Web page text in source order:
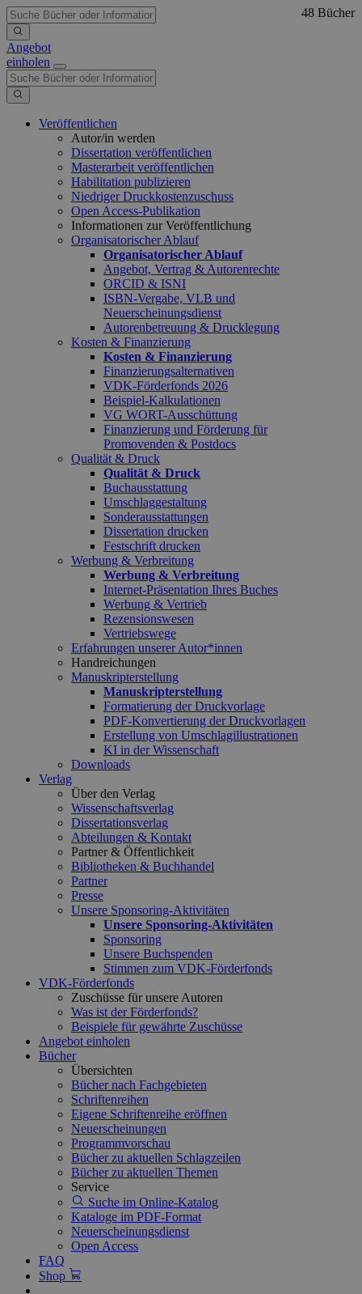
Angebot
einholen
Veröffentlichen
Autor/in werden
Dissertation veröffentlichen
Masterarbeit veröffentlichen
Habilitation publizieren
Niedriger Druckkostenzuschuss
Open Access-Publikation
Informationen zur Veröffentlichung
Organisatorischer Ablauf
Organisatorischer Ablauf
Angebot, Vertrag & Autorenrechte
ORCID & ISNI
ISBN-Vergabe, VLB und
Neuerscheinungsdienst
Autorenbetreuung & Drucklegung
Kosten & Finanzierung
Kosten & Finanzierung
Finanzierungsalternativen
VDK-Förderfonds 2026
Beispiel-Kalkulationen
VG WORT-Ausschüttung
Finanzierung und Förderung für
Promovenden & Postdocs
Qualität & Druck
Qualität & Druck
Buchausstattung
Umschlaggestaltung
Sonderausstattungen
Dissertation drucken
Festschrift drucken
Werbung & Verbreitung
Werbung & Verbreitung
Internet-Präsentation Ihres Buches
Werbung & Vertrieb
Rezensionswesen
Vertriebswege
Erfahrungen unserer Autor*innen
Handreichungen
Manuskripterstellung
Manuskripterstellung
Formatierung der Druckvorlage
PDF-Konvertierung der Druckvorlagen
Erstellung von Umschlagillustrationen
KI in der Wissenschaft
Downloads
Verlag
Über den Verlag
Wissenschaftsverlag
Dissertationsverlag
Abteilungen & Kontakt
Partner & Öffentlichkeit
Bibliotheken & Buchhandel
Partner
Presse
Unsere Sponsoring-Aktivitäten
Unsere Sponsoring-Aktivitäten
Sponsoring
Unsere Buchspenden
Stimmen zum VDK-Förderfonds
VDK-Förderfonds
Zuschüsse für unsere Autoren
Was ist der Förderfonds?
Beispiele für gewährte Zuschüsse
Angebot einholen
Bücher
Übersichten
Bücher nach Fachgebieten
Schriftenreihen
Eigene Schriftenreihe eröffnen
Neuerscheinungen
Programmvorschau
Bücher zu aktuellen Schlagzeilen
Bücher zu aktuellen Themen
Service
Suche im Online-Katalog
Kataloge im PDF-Format
Neuerscheinungsdienst
Open Access
FAQ
Shop
48 Bücher